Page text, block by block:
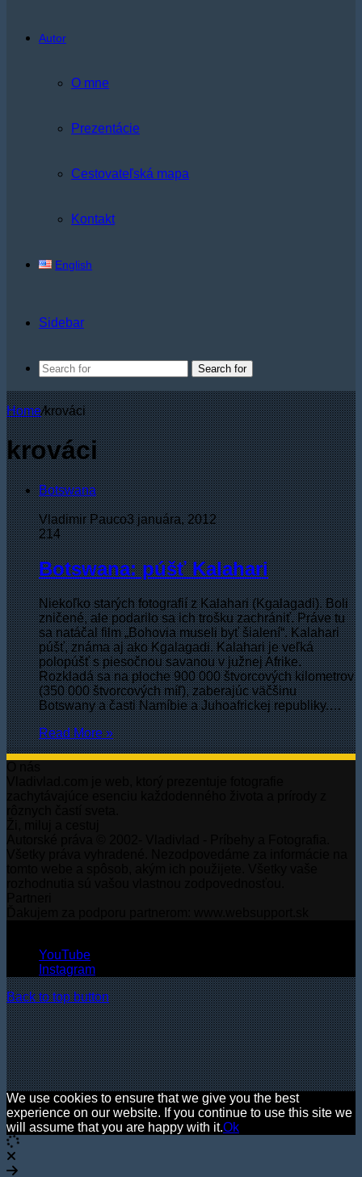
Autor
O mne
Prezentácie
Cestovateľská mapa
Kontakt
English
Sidebar
Search for
Home/krováci
krováci
Botswana
Vladimir Pauco3 januára, 2012
214
Botswana: púšť Kalahari
Niekoľko starých fotografií z Kalahari (Kgalagadi). Boli
zničené, ale podarilo sa ich trošku zachrániť. Práve tu
sa natáčal film „Bohovia museli byť šialení“. Kalahari
púšť, známa aj ako Kgalagadi. Kalahari je veľká
polopúšť s piesočnou savanou v južnej Afrike.
Rozkladá sa na ploche 900 000 štvorcových kilometrov
(350 000 štvorcových míľ), zaberajúc väčšinu
Botswany a časti Namíbie a Juhoafrickej republiky.…
Read More »
YouTube
Instagram
Back to top button
We use cookies to ensure that we give you the best
experience on our website. If you continue to use this site we
will assume that you are happy with it.Ok